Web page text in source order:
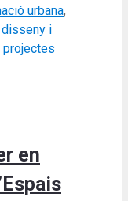
urbana,
i
projectes
en